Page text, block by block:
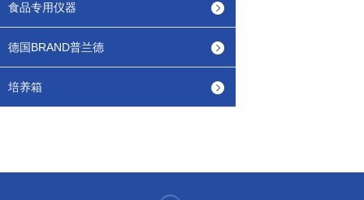
食品专用仪器
德国BRAND普兰德
培养箱